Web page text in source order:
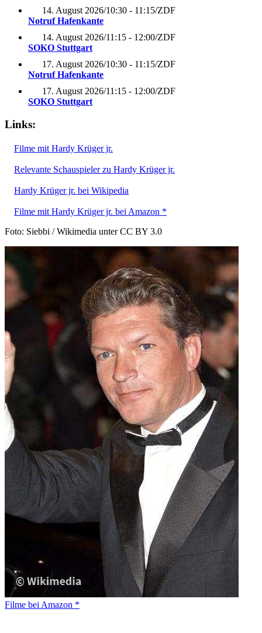
14. August 2026/10:30 - 11:15/ZDF
Notruf Hafenkante
14. August 2026/11:15 - 12:00/ZDF
SOKO Stuttgart
17. August 2026/10:30 - 11:15/ZDF
Notruf Hafenkante
17. August 2026/11:15 - 12:00/ZDF
SOKO Stuttgart
Links:
Filme mit Hardy Krüger jr.
Relevante Schauspieler zu Hardy Krüger jr.
Hardy Krüger jr. bei Wikipedia
Filme mit Hardy Krüger jr. bei Amazon *
Foto: Siebbi / Wikimedia unter CC BY 3.0
Filme bei Amazon *